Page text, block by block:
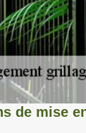
de mise